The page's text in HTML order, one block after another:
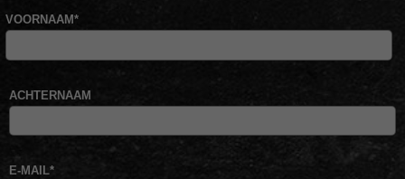
VOORNAAM*
ACHTERNAAM
E-MAIL*